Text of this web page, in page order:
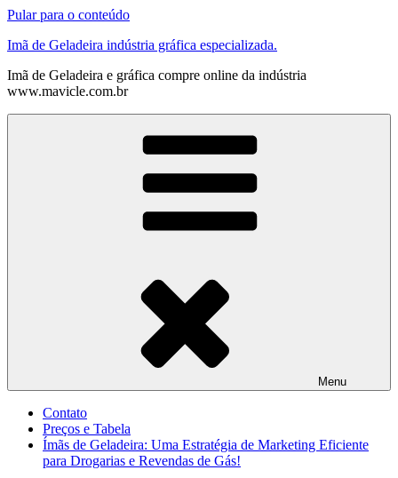
Pular para o conteúdo
Imã de Geladeira indústria gráfica especializada.
Imã de Geladeira e gráfica compre online da indústria
www.mavicle.com.br
Menu
Contato
Preços e Tabela
Ímãs de Geladeira: Uma Estratégia de Marketing Eficiente
para Drogarias e Revendas de Gás!